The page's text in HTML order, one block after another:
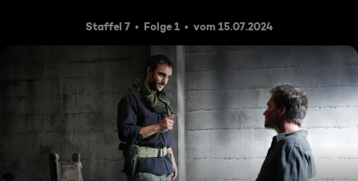
Staffel 7 Folge 1 vom 15.07.2024